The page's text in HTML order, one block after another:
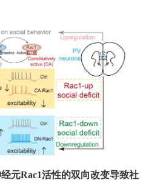
元Rac1活性的双向改变导致社